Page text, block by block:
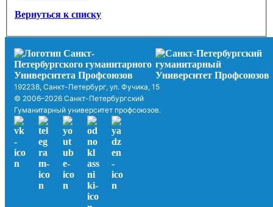
Вернуться к списку
192238, Санкт-Петербург, ул. Фучика, 15
© 2006–2026 Санкт-Петербургский
Гуманитарный университет профсоюзов.